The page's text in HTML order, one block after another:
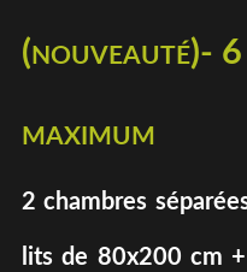
(nouveauté)- 6
maximum
2 chambres
lits de 80x200 cm